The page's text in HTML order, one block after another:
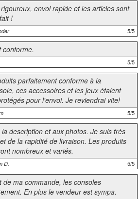
envoi rapide et les articles sont
!
5/5
conforme.
5/5
parfaitement conforme à la
ces accessoires et les jeux étaient
pour l'envoi. Je reviendrai vite!
5/5
description et aux photos. Je suis très
de la rapidité de livraison. Les produits
nombreux et variés.
D. 5/5
de ma commande, les consoles
En plus le vendeur est sympa.